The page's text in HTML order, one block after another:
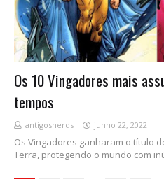
Os 10 Vingadores mais
tempos
antigosnerds junho 22, 2022
Os Vingadores ganharam o título
Terra, protegendo o mundo com